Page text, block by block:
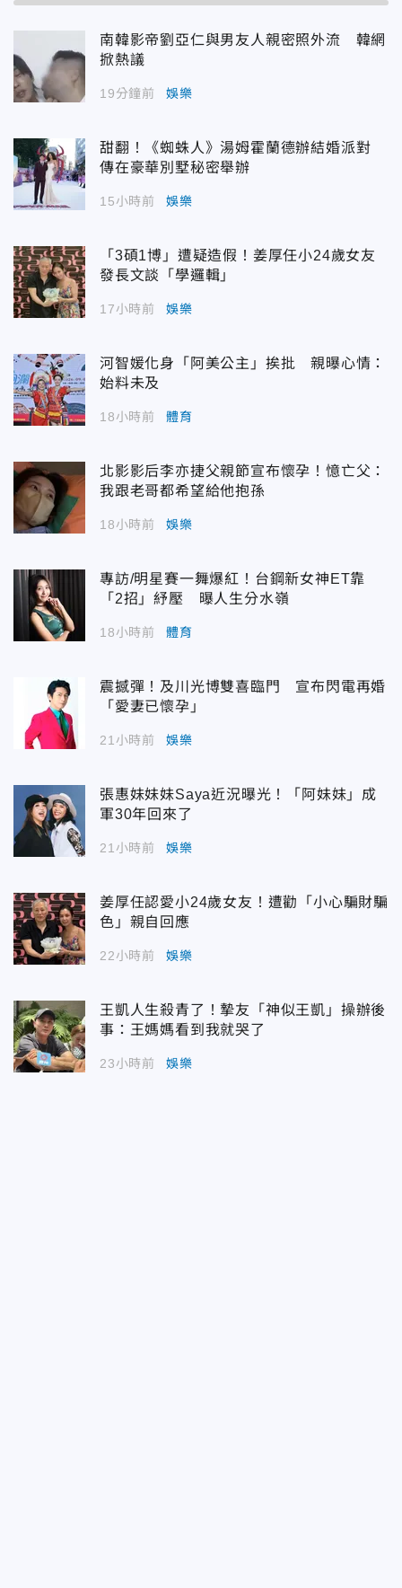
南韓影帝劉亞仁與男友人親密照外流 韓網
掀熱議
19分鐘前 娛樂
甜翻！《蜘蛛人》湯姆霍蘭德辦結婚派對
傳在豪華別墅秘密舉辦
15小時前 娛樂
「3碩1博」遭疑造假！姜厚任小24歲女友
發長文談「學邏輯」
17小時前 娛樂
河智媛化身「阿美公主」挨批 親曝心情：
始料未及
18小時前 體育
北影影后李亦捷父親節宣布懷孕！憶亡父：
我跟老哥都希望給他抱孫
18小時前 娛樂
專訪/明星賽一舞爆紅！台鋼新女神ET靠
「2招」紓壓 曝人生分水嶺
18小時前 體育
震撼彈！及川光博雙喜臨門 宣布閃電再婚
「愛妻已懷孕」
21小時前 娛樂
張惠妹妹妹Saya近況曝光！「阿妹妹」成
軍30年回來了
21小時前 娛樂
姜厚任認愛小24歲女友！遭勸「小心騙財騙
色」親自回應
22小時前 娛樂
王凱人生殺青了！摯友「神似王凱」操辦後
事：王媽媽看到我就哭了
23小時前 娛樂